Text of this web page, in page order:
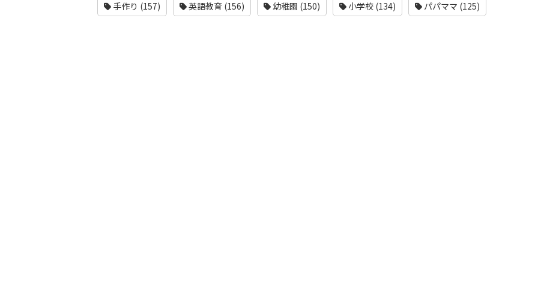
手作り (157) 英語教育 (156) 幼稚園 (150) 小学校 (134) パパママ (125)